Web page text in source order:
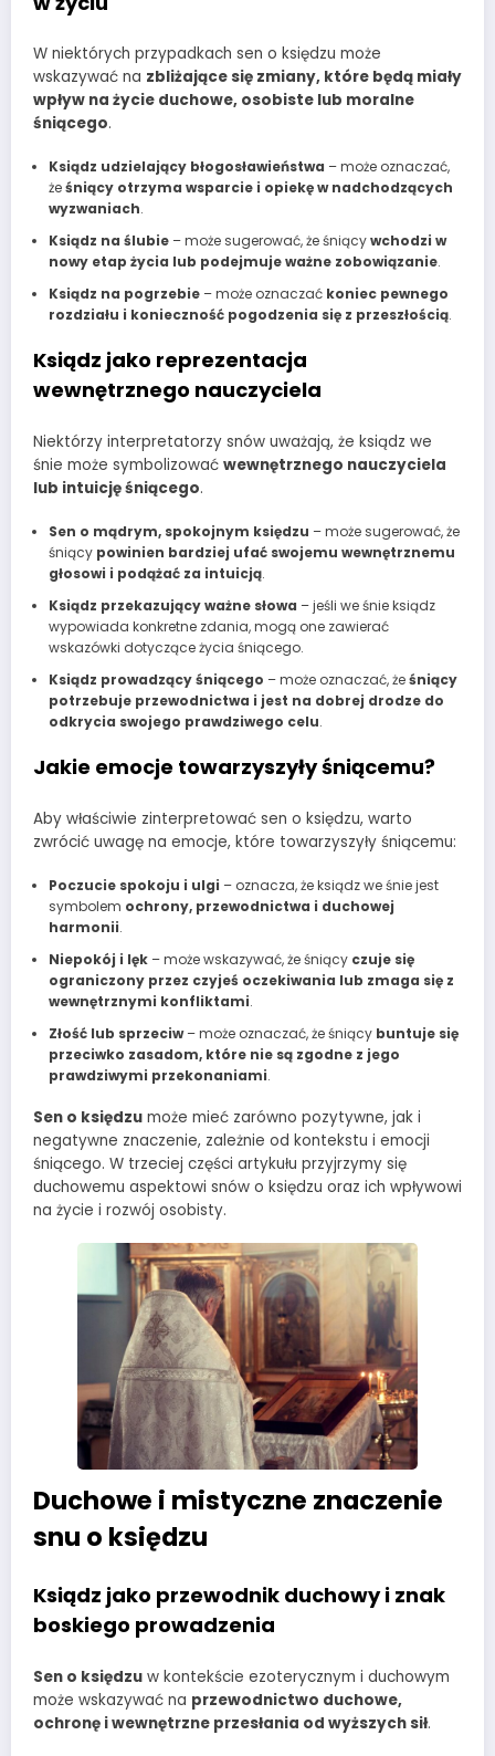
W niektórych przypadkach sen o księdzu może
wskazywać na zbliżające się zmiany, które będą miały
wpływ na życie duchowe, osobiste lub moralne
śniącego.
Ksiądz udzielający błogosławieństwa – może oznaczać,
żeśniący otrzyma wsparcie i opiekę w nadchodzących
wyzwaniach.
Ksiądz na ślubie– może sugerować, że śniącywchodzi w
nowy etap życia lub podejmuje ważne zobowiązanie.
Ksiądz na pogrzebie– może oznaczać koniec pewnego
rozdziału i konieczność pogodzenia się z przeszłością.
Ksiądz jako reprezentacja
wewnętrznego nauczyciela
Niektórzy interpretatorzy snów uważają, że ksiądz we
śnie może symbolizować wewnętrznego nauczyciela
lub intuicję śniącego.
Sen o mądrym, spokojnym księdzu – może sugerować, że
śniący powinien bardziej ufać swojemu wewnętrznemu
głosowi i podążać za intuicją.
Ksiądz przekazujący ważne słowa – jeśli we śnie ksiądz
wypowiada konkretne zdania, mogą one zawierać
wskazówki dotyczące życia śniącego.
Ksiądz prowadzący śniącego – może oznaczać, żeśniący
potrzebuje przewodnictwa i jest na dobrej drodze do
odkrycia swojego prawdziwego celu.
Jakie emocje towarzyszyły śniącemu?
Aby właściwie zinterpretować sen o księdzu, warto
zwrócić uwagę na emocje, które towarzyszyły śniącemu:
Poczucie spokoju i ulgi – oznacza, że ksiądz we śnie jest
symbolem ochrony, przewodnictwa i duchowej
harmonii.
Niepokój i lęk– może wskazywać, że śniący czuje się
ograniczony przez czyjeś oczekiwania lub zmaga się z
wewnętrznymi konfliktami.
Złość lub sprzeciw– może oznaczać, że śniący buntuje się
przeciwko zasadom, które nie są zgodne z jego
prawdziwymi przekonaniami.
Sen o księdzu może mieć zarówno pozytywne, jak i
negatywne znaczenie, zależnie od kontekstu i emocji
śniącego. W trzeciej części artykułu przyjrzymy się
duchowemu aspektowi snów o księdzu oraz ich wpływowi
na życie i rozwój osobisty.
Duchowe i mistyczne znaczenie
snu o księdzu
Ksiądz jako przewodnik duchowy i znak
boskiego prowadzenia
Sen o księdzu w kontekście ezoterycznym i duchowym
może wskazywać na przewodnictwo duchowe,
ochronę i wewnętrzne przesłania od wyższych sił.